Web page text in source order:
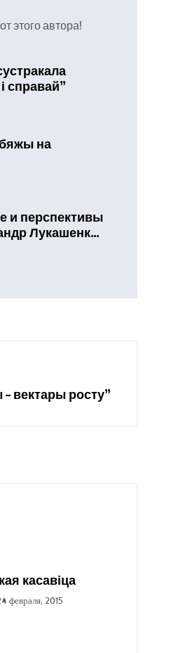
этого автора!
справай”
на
и перспективы
Лукашенко
район
вектары росту”
касавіца
февраля, 2015